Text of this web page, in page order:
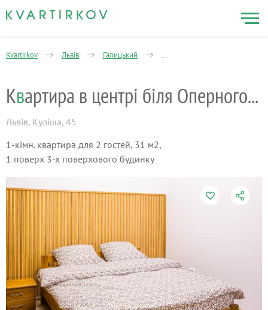
Kvartirkov Львів Галицький Нове Жовківське передмістя
Кв артира в центрі біля Оперного театру
Львів, Куліша, 45
1-кімн. квартира для 2 гостей, 31 м2,
1 поверх 3-х поверхового будинку